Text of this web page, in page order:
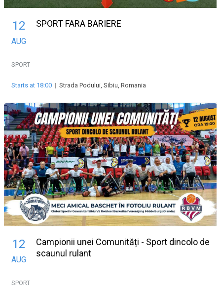
12
AUG
SPORT FARA BARIERE
SPORT
Starts at 18:00 | Strada Podului, Sibiu, Romania
12
AUG
Campionii unei Comunități - Sport dincolo de
scaunul rulant
SPORT